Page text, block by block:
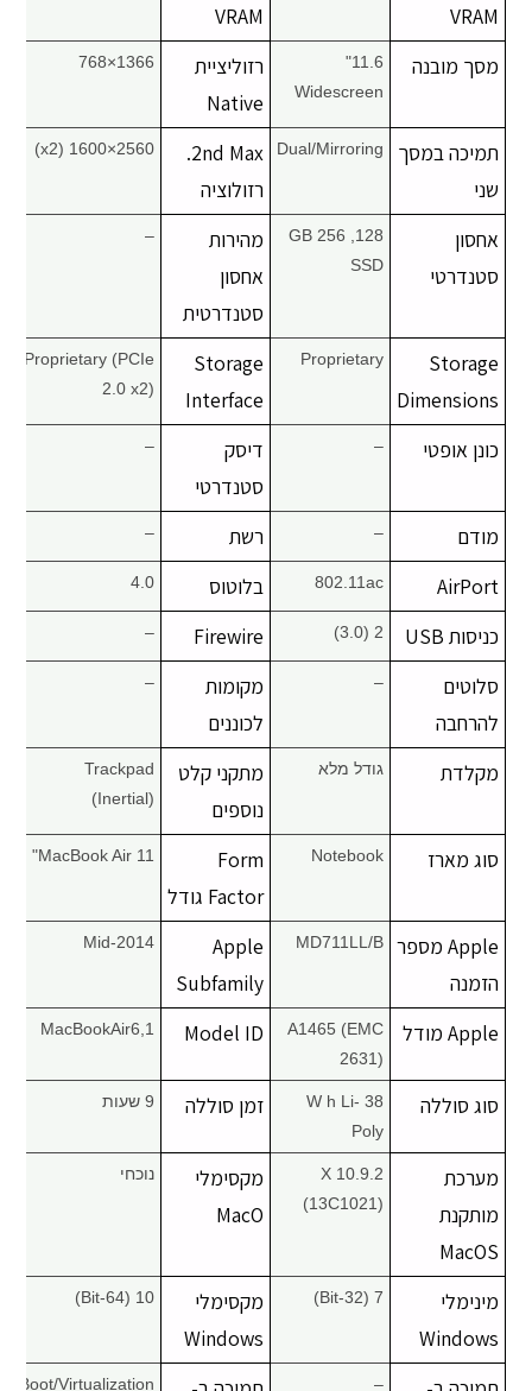
VRAM
VRAM
מסך מובנה
11.6"
Widescreen
רזוליציית
Native
1366×768
תמיכה במסך
שני
Dual/Mirroring
2nd Max.
רזולוציה
2560×1600 (x2)
אחסון
סטנדרטי
128, 256 GB
SSD
מהירות
אחסון
סטנדרטית
–
Storage
Dimensions
Proprietary
Storage
Interface
Proprietary (PCIe
2.0 x2)
כונן אופטי –
דיסק
סטנדרטי
–
מודם – רשת –
AirPort
802.11ac בלוטוס 4.0
כניסות USB 2 (3.0)
Firewire
–
סלוטים
להרחבה
–
מקומות
לכוננים
–
מקלדת גודל מלא
מתקני קלט
נוספים
Trackpad
(Inertial)
סוג מארז Notebook
Form
Factor גודל
MacBook Air 11"
Apple מספר
הזמנה
MD711LL/B
Apple
Subfamily
Mid-2014
Apple מודל
A1465 (EMC
2631)
Model ID
MacBookAir6,1
סוג סוללה
38 W h Li-
Poly
זמן סוללה 9 שעות
מערכת
מותקנת
MacOS
X 10.9.2
(13C1021)
מקסימלי
MacO
נוכחי
מינימלי
Windows
7 (32-Bit)
מקסימלי
Windows
10 (64-Bit)
–
Boot/Virtualization